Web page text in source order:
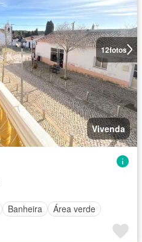
12fotos
Vivenda
Banheira Área verde